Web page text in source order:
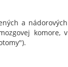
a nádorových
komore, v